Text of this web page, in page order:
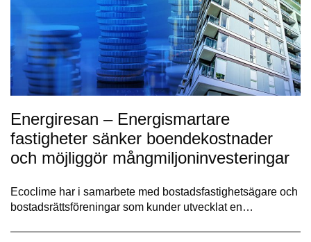
Energiresan – Energismartare
fastigheter sänker boendekostnader
och möjliggör mångmiljoninvesteringar
Ecoclime har i samarbete med bostadsfastighetsägare och
bostadsrättsföreningar som kunder utvecklat en…